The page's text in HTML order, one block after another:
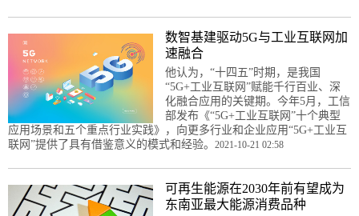
数智基建驱动5G与工业互联网加
速融合
他认为，“十四五”时期，是我国
“5G+工业互联网”赋能千行百业、深
化融合应用的关键期。今年5月，工信
部发布《“5G+工业互联网”十个典型
应用场景和五个重点行业实践》，向更多行业和企业应用“5G+工业互
联网”提供了具有借鉴意义的模式和经验。 2021-10-21 02:58
可再生能源在2030年前有望成为
东南亚最大能源消费品种